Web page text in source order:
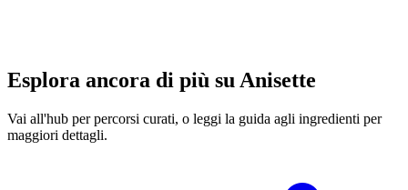
Esplora ancora di più su Anisette
Vai all'hub per percorsi curati, o leggi la guida agli ingredienti per
maggiori dettagli.